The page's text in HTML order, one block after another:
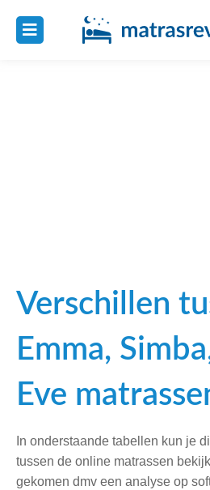
Verschillen
Emma,
Eve
In onderstaande tabellen kun je
tussen de online matrassen
gekomen dmv een analyse op